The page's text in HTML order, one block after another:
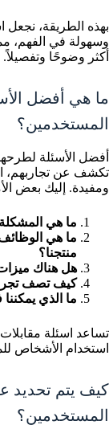
بهذه الطريقة، نجعل
وسهولة في الفهم،
أكثر وضوحًا وتفصيلاً.
ما هي أفضل
المستخدمين؟
أفضل الأسئلة
تكشف عن تجاربهم،
ومفيدة. إليك بعض
ما هي المشكلة
ما هي الوظائف
منتجنا؟
هل هناك
كيف تصف
ما الذي
تساعد اسئلة
استخدام الأشخاص
كيف يتم تحديد
المستخدمين؟